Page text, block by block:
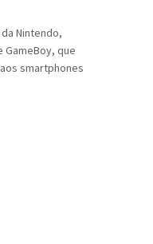
Nintendo,
GameBoy, que
smartphones